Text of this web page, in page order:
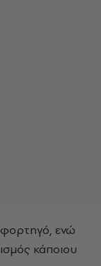
φορτηγό, ενώ
κάποιου